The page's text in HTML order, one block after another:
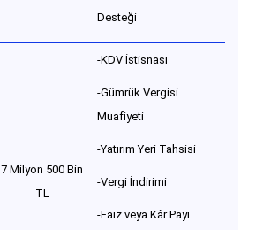
Desteği
7 Milyon 500 Bin
TL
-KDV İstisnası
-Gümrük Vergisi
Muafiyeti
-Yatırım Yeri Tahsisi
-Vergi İndirimi
-Faiz veya Kâr Payı